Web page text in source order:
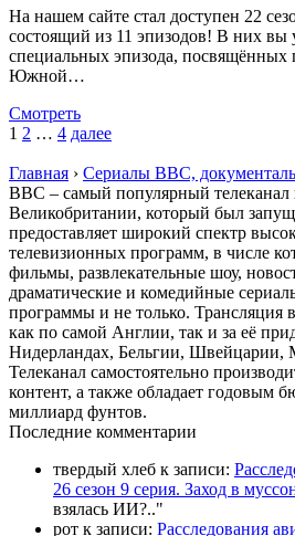
На нашем сайте стал доступен 22
состоящий из 11 эпизодов! В них вы
специальных эпизода, посвящённых
Южной…
Смотреть
1 2 … 4 далее
Главная › Сериалы BBC,
BBC – самый популярный телеканал
Великобритании, который был
предоставляет широкий спектр
телевизионных программ, в числе
фильмы, развлекательные шоу,
драматические и комедийные
программы и не только. Трансляция
как по самой Англии, так и за её
Нидерландах, Бельгии, Швейцарии,
Телеканал самостоятельно
контент, а также обладает годовым
миллиард фунтов.
Последние комментарии
твердый хлеб к записи:
26 сезон 9 серия. Заход в
взялась ИИ?.."
рот к записи: Расследования